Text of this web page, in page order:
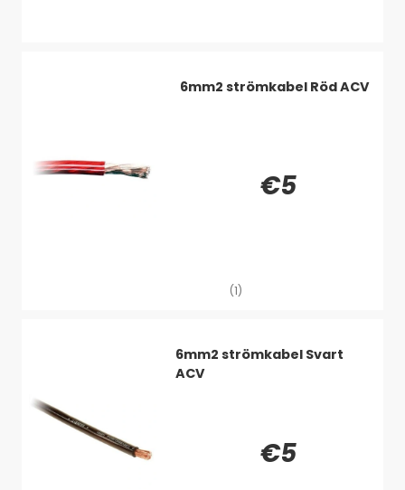
Kytkentäkotelo: tiivistetty ja vesitiivis
Tuotetakuu: 5 vuotta
6mm2 strömkabel Röd ACV
€5
(1)
6mm2 strömkabel Svart
ACV
€5